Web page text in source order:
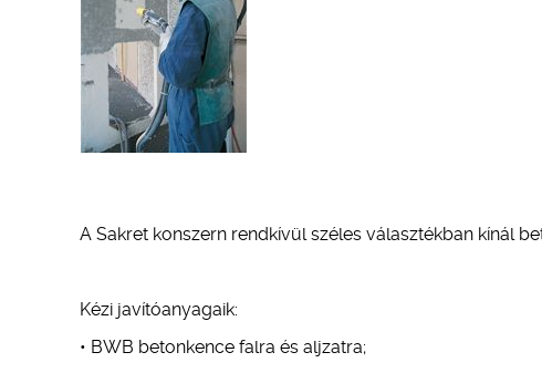
A Sakret konszern rendkívül széles választékban kínál
Kézi javítóanyagaik:
• BWB betonkence falra és aljzatra;